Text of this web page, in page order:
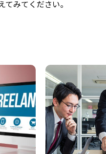
みてください。